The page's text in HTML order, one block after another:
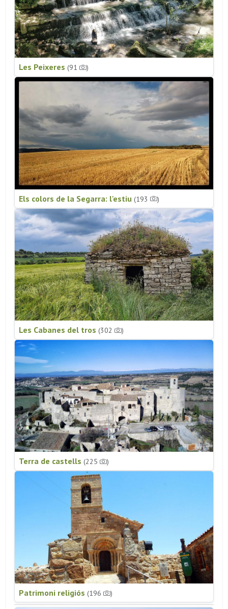
Les Peixeres (91 )
Els colors de la Segarra: l'estiu (193 )
Les Cabanes del tros (302 )
Terra de castells (225 )
Patrimoni religiós (196 )